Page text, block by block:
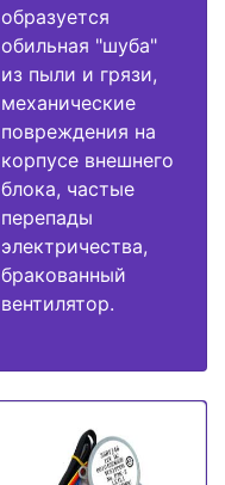
образуется
обильная "шуба"
из пыли и грязи,
механические
повреждения на
корпусе внешнего
блока, частые
перепады
электричества,
бракованный
вентилятор.